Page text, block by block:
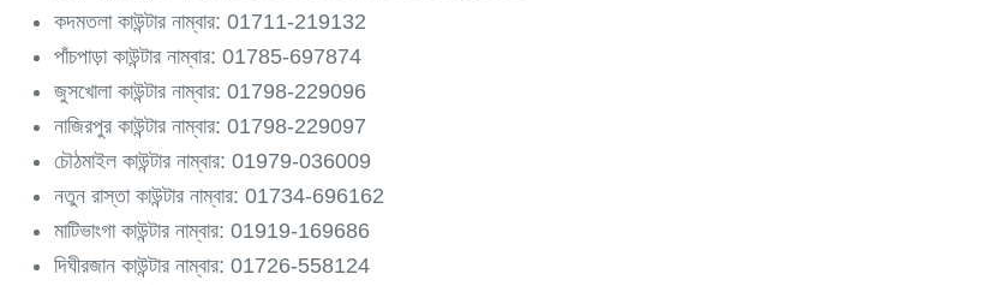
কদমতলা কাউন্টার নাম্বার: 01711-219132
পাঁচপাড়া কাউন্টার নাম্বার: 01785-697874
জুসখোলা কাউন্টার নাম্বার: 01798-229096
নাজিরপুর কাউন্টার নাম্বার: 01798-229097
চৌঠমাইল কাউন্টার নাম্বার: 01979-036009
নতুন রাস্তা কাউন্টার নাম্বার: 01734-696162
মাটিভাংগা কাউন্টার নাম্বার: 01919-169686
দিঘীরজান কাউন্টার নাম্বার: 01726-558124